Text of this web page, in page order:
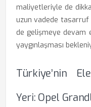
maliyetleriyle de
uzun vadede tasarruf
de gelişmeye devam
yaygınlaşması
Türkiye’nin
Yeri: Opel